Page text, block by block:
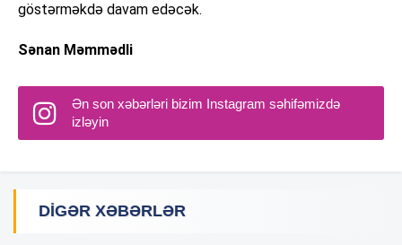
göstərməkdə davam edəcək.
Sənan Məmmədli
Ən son xəbərləri bizim Instagram səhifəmizdə
izləyin
DIGƏR XƏBƏRLƏR